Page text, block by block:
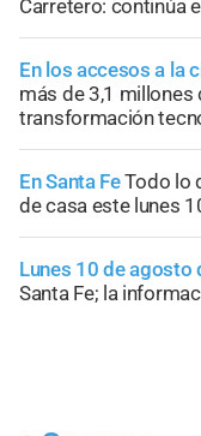
Carretero: continúa
En los accesos a la
más de 3,1
transformación
En Santa FeTodo lo
de casa este lunes
Lunes 10 de agosto
Santa Fe; la